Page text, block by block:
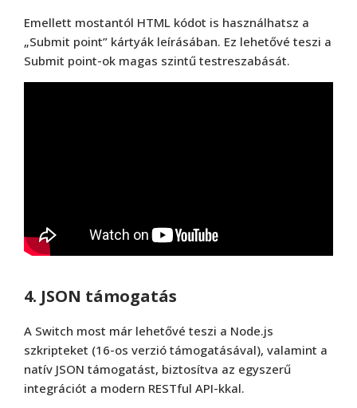
Emellett mostantól HTML kódot is használhatsz a
„Submit point” kártyák leírásában. Ez lehetővé teszi a
Submit point-ok magas szintű testreszabását.
4. JSON támogatás
A Switch most már lehetővé teszi a Node.js
szkripteket (16-os verzió támogatásával), valamint a
natív JSON támogatást, biztosítva az egyszerű
integrációt a modern RESTful API-kkal.